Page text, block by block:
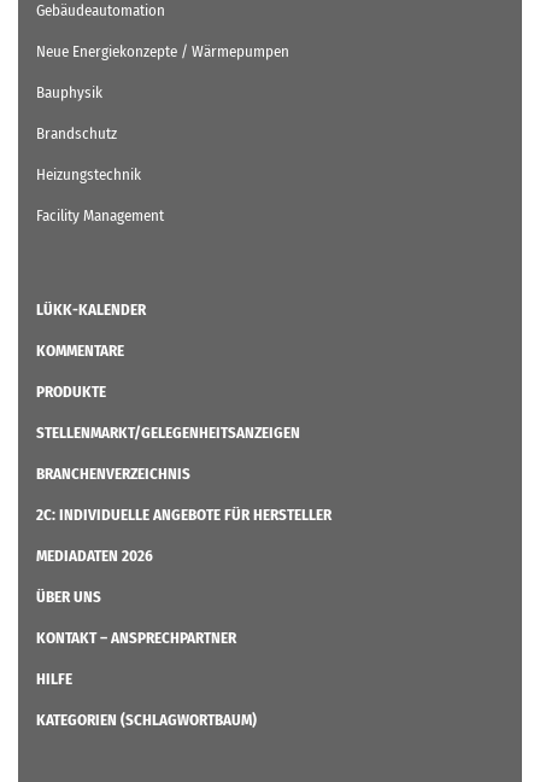
Gebäudeautomation
Neue Energiekonzepte / Wärmepumpen
Bauphysik
Brandschutz
Heizungstechnik
Facility Management
LÜKK-KALENDER
KOMMENTARE
PRODUKTE
STELLENMARKT/GELEGENHEITSANZEIGEN
BRANCHENVERZEICHNIS
2C: INDIVIDUELLE ANGEBOTE FÜR HERSTELLER
MEDIADATEN 2026
ÜBER UNS
KONTAKT – ANSPRECHPARTNER
HILFE
KATEGORIEN (SCHLAGWORTBAUM)